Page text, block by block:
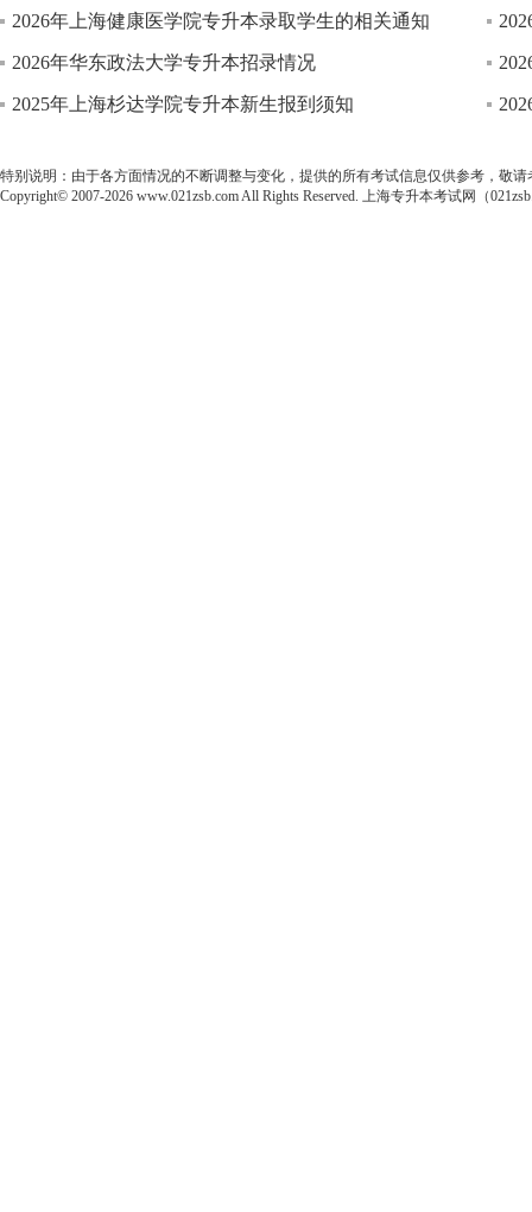
2026年上海健康医学院专升本录取学生的相关通知
2026年华东政法大学专升本招录情况
2025年上海杉达学院专升本新生报到须知
特别说明：由于各方面情况的不断调整与变化，提供的所有考试信息仅供参考，敬
Copyright© 2007-2026 www.021zsb.com All Rights Reserved. 上海专升本考试网（